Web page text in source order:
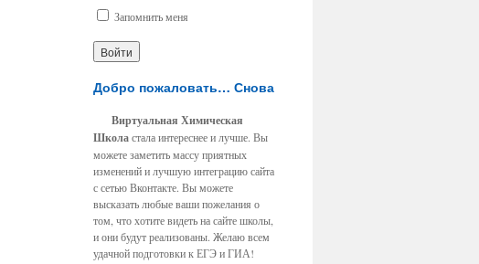
Запомнить меня
Добро пожаловать… Снова
Виртуальная Химическая
Школастала интереснее и лучше. Вы
можете заметить массу приятных
изменений и лучшую интеграцию сайта
с сетью Вконтакте. Вы можете
высказать любые ваши пожелания о
том, что хотите видеть на сайте школы,
и они будут реализованы. Желаю всем
удачной подготовки к ЕГЭ и ГИА!